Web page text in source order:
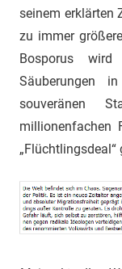
seinem erklärten
zu immer
Bosporus
Säuberungen
souveränen
millionenfachen
„Flüchtlingsdeal“